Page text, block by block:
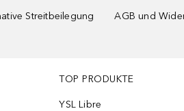
Streitbeilegung
AGB und
TOP PRODUKTE
YSL Libre